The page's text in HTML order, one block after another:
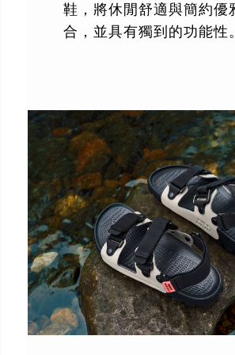
鞋，將休閒舒適與簡約優
合，並具有獨到的功能性。